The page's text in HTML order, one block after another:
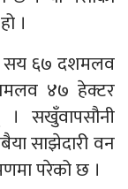
।
सय ६७ दशमलव
४७ हेक्टर
। सखुँवापसौनी
साझेदारी वन
परेको छ ।